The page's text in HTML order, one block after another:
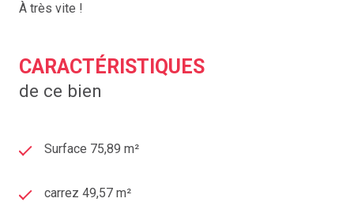
À très vite !
CARACTÉRISTIQUES
de ce bien
Surface 75,89 m²
carrez 49,57 m²